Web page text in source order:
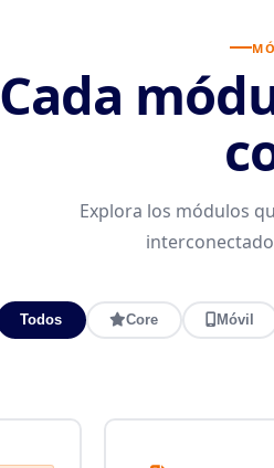
Cada
Explora los módulos
Todos Core Móvil